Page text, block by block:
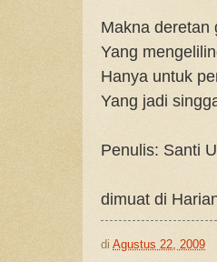
Makna deretan
Yang
Hanya untuk
Yang jadi
Penulis: Santi
dimuat di
di Agustus 22, 2009